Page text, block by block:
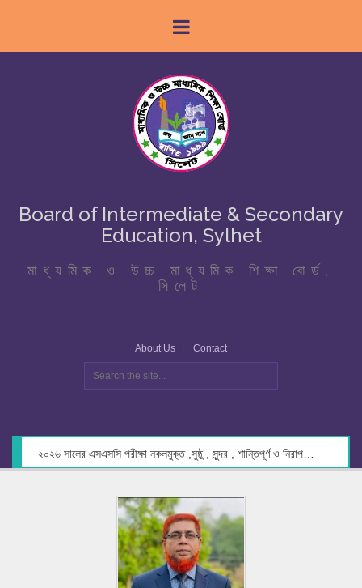
Board of Intermediate & Secondary
Education, Sylhet
মাধ্যমিক ও উচ্চ মাধ্যমিক শিক্ষা বোর্ড,
সিলেট
About Us Contact